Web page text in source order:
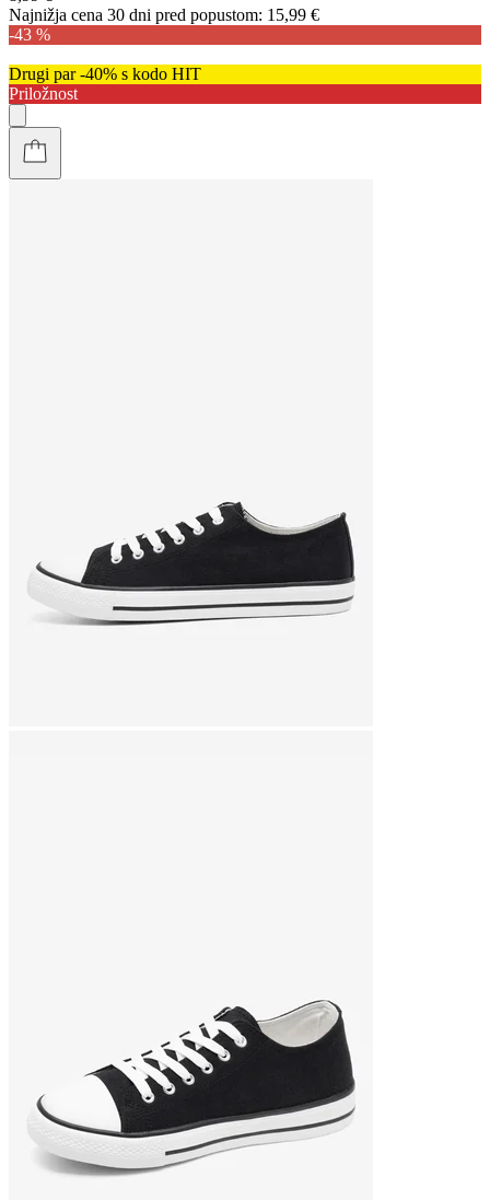
Najnižja cena 30 dni pred popustom: 15,99 €
-43 %
Drugi par -40% s kodo HIT
Priložnost